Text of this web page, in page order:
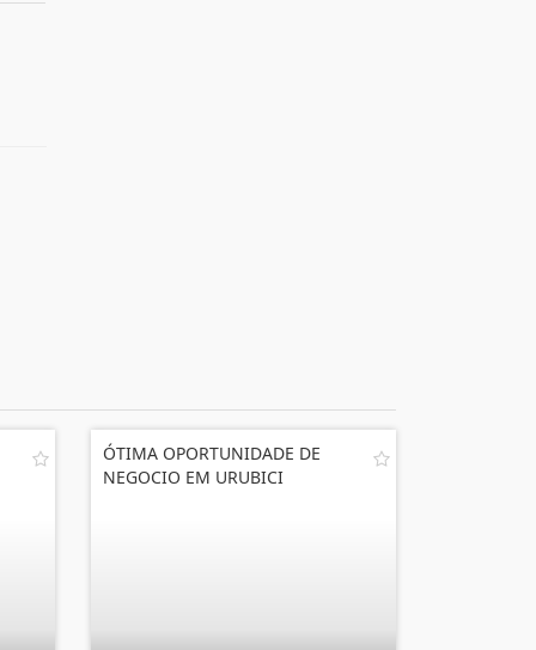
ÓTIMA OPORTUNIDADE DE
NEGOCIO EM URUBICI